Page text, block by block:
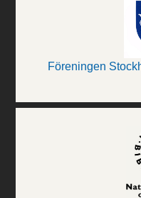
Föreningen